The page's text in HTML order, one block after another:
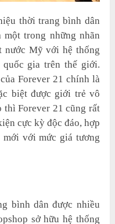
thời trang bình dân
trong những nhãn
nước Mỹ với hệ thống
gia trên thế giới.
Forever 21 chính là
biệt được giới trẻ vô
thì Forever 21 cũng rất
cực kỳ độc đáo, hợp
với mức giá tương
bình dân được nhiều
sở hữu hệ thống